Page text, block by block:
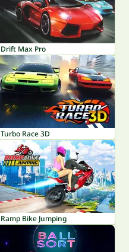
Drift Max Pro
Turbo Race 3D
Ramp Bike Jumping